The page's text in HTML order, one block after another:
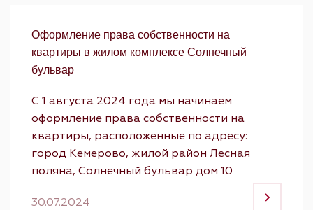
Оформление права собственности на
квартиры в жилом комплексе Солнечный
бульвар
С 1 августа 2024 года мы начинаем
оформление права собственности на
квартиры, расположенные по адресу:
город Кемерово, жилой район Лесная
поляна, Солнечный бульвар дом 10
30.07.2024